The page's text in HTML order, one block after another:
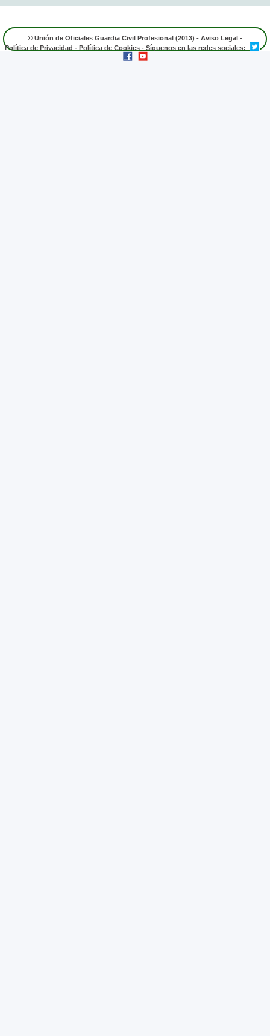
© Unión de Oficiales Guardia Civil Profesional (2013) - Aviso Legal -
Política de Privacidad - Política de Cookies - Síguenos en las redes sociales: